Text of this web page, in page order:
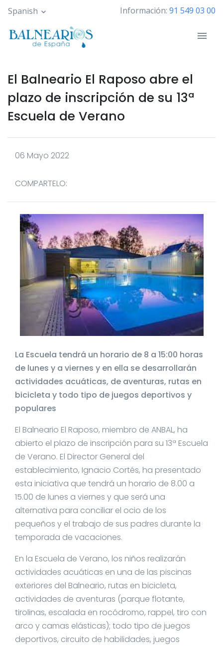
Pasar
contenido
principal
Spanish Información: 91 549 03 00
El Balneario El Raposo abre el
plazo de inscripción de su 13ª
Escuela de Verano
06 Mayo 2022
COMPARTELO:
La Escuela tendrá un horario de 8 a 15:00 horas
de lunes y a viernes y en ella se desarrollarán
actividades acuáticas, de aventuras, rutas en
bicicleta y todo tipo de juegos deportivos y
populares
El Balneario El Raposo, miembro de ANBAL, ha
abierto el plazo de inscripción para su 13ª Escuela
de Verano. El Director General del
establecimiento, Ignacio Cortés, ha presentado
esta iniciativa que tendrá un horario de 8.00 a
15.00 de lunes a viernes y que será una
alternativa para conciliar el ocio de los
pequeños y el trabajo de sus padres durante la
temporada de vacaciones.
En la Escuela de Verano, los niños realizarán
actividades acuáticas en una de las piscinas
exteriores del Balneario, rutas en bicicleta,
actividades de aventuras (parque flotante,
tirolinas, escalada en rocódromo, rappel, tiro con
arco y camas elásticas); todo tipo de juegos
deportivos, circuito de habilidades, juegos